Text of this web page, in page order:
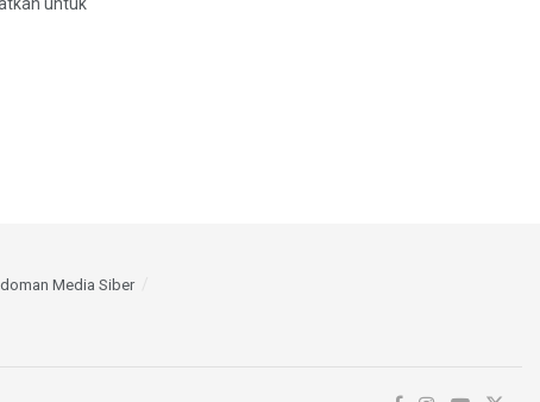
Media Siber